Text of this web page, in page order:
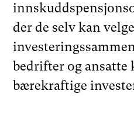
der de selv kan velge
bedrifter og ansatte
bærekraftige